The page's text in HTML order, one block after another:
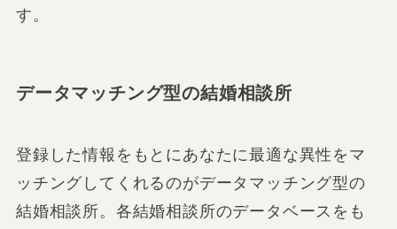
す。
データマッチング型の結婚相談所
登録した情報をもとにあなたに最適な異性をマ
ッチングしてくれるのがデータマッチング型の
結婚相談所。各結婚相談所のデータベースをも